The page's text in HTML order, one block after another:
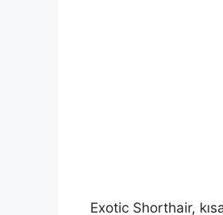
Exotic Shorthair,